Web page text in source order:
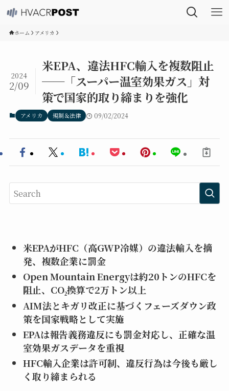
ホーム アメリカ
米EPA、違法HFC輸入を複数阻止
──「スーパー温室効果ガス」対
策で国家的取り締まりを強化
2024
2/09
アメリカ 規制＆法律 09/02/2024
米EPAがHFC （高GWP冷媒）の違法輸入を摘
発、複数企業に罰金
Open Mountain Energyは約20 トンのHFCを
阻止、CO₂換算で2万トン以上
AIM法とキガリ改正に基づくフェーズダウン政
策を国家戦略として実施
EPAは報告義務違反にも罰金対応し、正確な温
室効果ガスデータを重視
HFC輸入企業は許可制、違反行為は今後も厳し
く取り締まられる